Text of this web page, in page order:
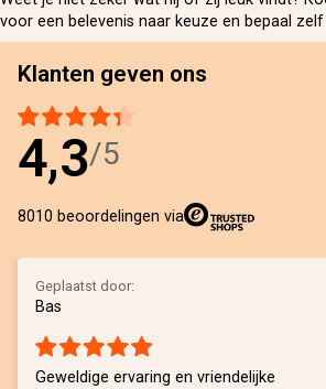
voor een belevenis naar keuze en bepaal
Klanten geven ons
4,3/5
8010 beoordelingen via
Geplaatst door:
Bas
Geweldige ervaring en vriendelijke